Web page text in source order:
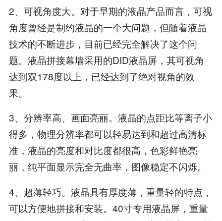
2、可视角度大。对于早期的液晶产品而言，可视
角度曾经是制约液晶的一个大问题，但随着液晶
技术的不断进步，目前已经完全解决了这个问
题。液晶拼接幕墙采用的DID液晶屏，其可视角
达到双178度以上，已经达到了绝对视角的效
果。
3、分辨率高、画面亮丽。液晶的点距比等离子小
得多，物理分辨率都可以轻易达到和超过高清标
准，液晶的亮度和对比度都很高，色彩鲜艳亮
丽，纯平面显示完全无曲率，图像稳定不闪烁。
4、超薄轻巧。液晶具有厚度薄，重量轻的特点，
可以方便地拼接和安装。40寸专用液晶屏，重量